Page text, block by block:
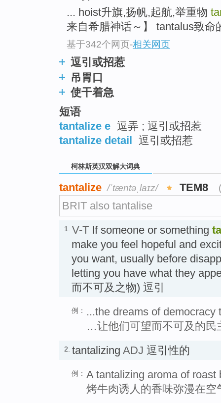
... hoist升旗,扬帆,起航,举重物
来自希腊神话～】 tantalus致命
基于342个网页-相关网页
逗引或招惹
吊胃口
使干着急
短语
tantalize e 逗弄 ; 逗引或招惹
tantalize detail 逗引或招惹
柯林斯英汉双解大词典
tantalize /ˈtæntəˌlaɪz/ TEM8
BRIT also tantalise
1. V-T If someone or something
make you feel hopeful and
you want, usually before
letting you have what they
而不可及之物) 逗引
例：
...the dreams of
…让他们可望而不可及的民
2. tantalizing ADJ 逗引性的
例： A tantalizing aroma of roast
烤牛肉诱人的香味弥漫在空